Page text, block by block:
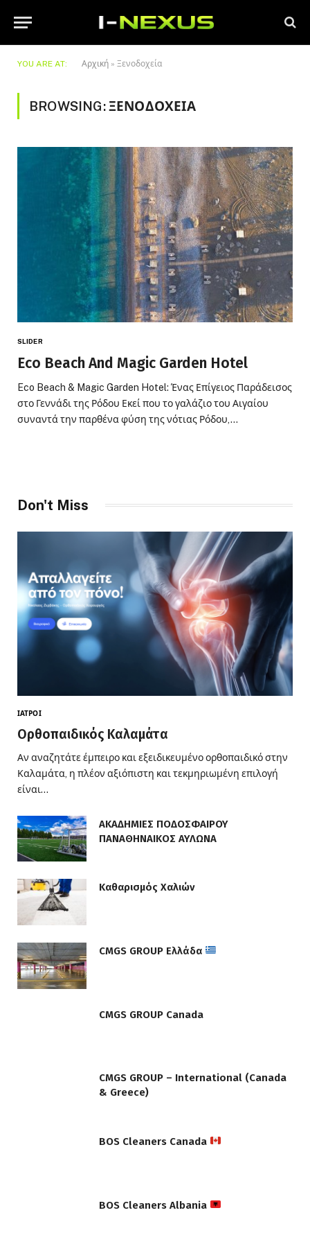
YOU ARE AT: Αρχική » Ξενοδοχεία
BROWSING:ΞΕΝΟΔΟΧΕΊΑ
SLIDER
Eco Beach And Magic Garden Hotel
Eco Beach & Magic Garden Hotel: Ένας Επίγειος Παράδεισος
στο Γεννάδι της Ρόδου Εκεί που το γαλάζιο του Αιγαίου
συναντά την παρθένα φύση της νότιας Ρόδου,…
Don't Miss
ΙΑΤΡΟΊ
Ορθοπαιδικός Καλαμάτα
Αν αναζητάτε έμπειρο και εξειδικευμένο ορθοπαιδικό στην
Καλαμάτα, η πλέον αξιόπιστη και τεκμηριωμένη επιλογή
είναι…
ΑΚΑΔΗΜΙΕΣ ΠΟΔΟΣΦΑΙΡΟΥ
ΠΑΝΑΘΗΝΑΙΚΟΣ ΑΥΛΩΝΑ
Καθαρισμός Χαλιών
CMGS GROUP Ελλάδα
CMGS GROUP Canada
CMGS GROUP – International (Canada
& Greece)
BOS Cleaners Canada
BOS Cleaners Albania